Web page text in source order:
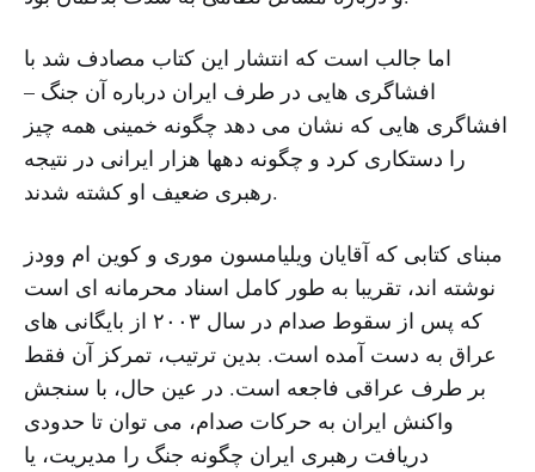
اما جالب است که انتشار این کتاب مصادف شد با
افشاگری هایی در طرف ایران درباره آن جنگ –
افشاگری هایی که نشان می دهد چگونه خمینی همه چیز
را دستکاری کرد و چگونه دهها هزار ایرانی در نتیجه
رهبری ضعیف او کشته شدند.
مبنای کتابی که آقایان ویلیامسون موری و کوین ام وودز
نوشته اند، تقریبا به طور کامل اسناد محرمانه ای است
که پس از سقوط صدام در سال ۲۰۰۳ از بایگانی های
عراق به دست آمده است. بدین ترتیب، تمرکز آن فقط
بر طرف عراقی فاجعه است. در عین حال، با سنجش
واکنش ایران به حرکات صدام، می توان تا حدودی
دریافت رهبری ایران چگونه جنگ را مدیریت، یا